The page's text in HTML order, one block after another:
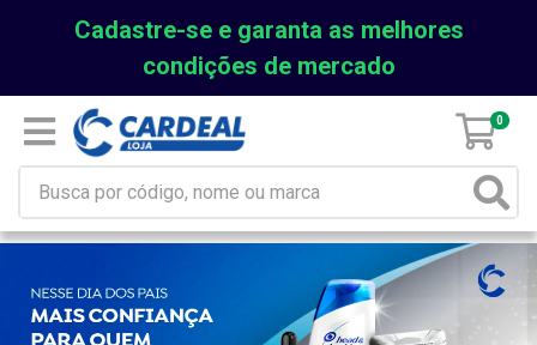
Cadastre-se e garanta as melhores
condições de mercado
0